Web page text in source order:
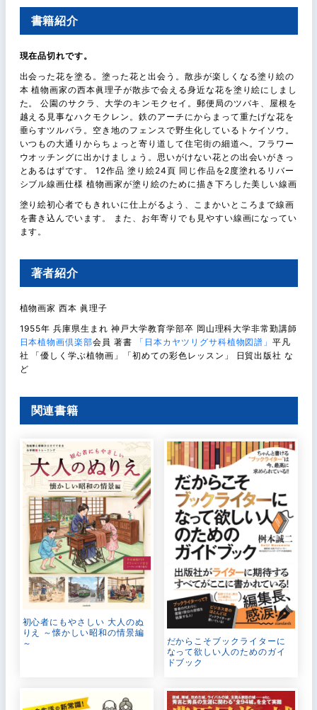
書籍紹介
現在品切れです。
出会った花を塗る。塗った花と出会う。散歩が楽しくなる塗り絵の
本 植物画家の西本眞理子が散歩で会える身近な花を塗り絵にしまし
た。 公園のサクラ、大学のキンモクセイ。郵便局のツバキ、屋根を
越える見事なハクモクレン。鉄のアーチにからまって重たげな花を
垂らすツルバラ。空き地のフェンスで野生化しているトケイソウ。
いつもの大通りからちょっと寄り道して住宅街の細道へ。フラワー
ウオッチングに出かけましょう。思いがけない花との出会いがきっ
とあるはずです。 12作品 塗り絵24頁 同じ作品を2度塗れるリバー
シブル線画仕様 植物画家が塗り絵のために描き下ろした美しい線画
塗り絵初心者でもきれいに仕上がるよう、こまかいところまで線画
を書き込んでいます。 また、お年寄りでも見やすい線画になってい
ます。
著者紹介
植物画家 西本 眞理子
1955年 兵庫県生まれ 神戸大学教育学部卒 岡山理科大学非常勤講師
日本植物画倶楽部会員 著書 「日本カヤツリグサ科植物図譜」平凡
社 「優しく学ぶ植物画」「初めての彩色レッスン」 日貿出版社 な
ど
関連書籍
初心者にもやさしい 大人のぬ
りえ ～懐かしい昭和の情景編
～
だからこそブックライターに
なって欲しい人のためのガイ
ドブック